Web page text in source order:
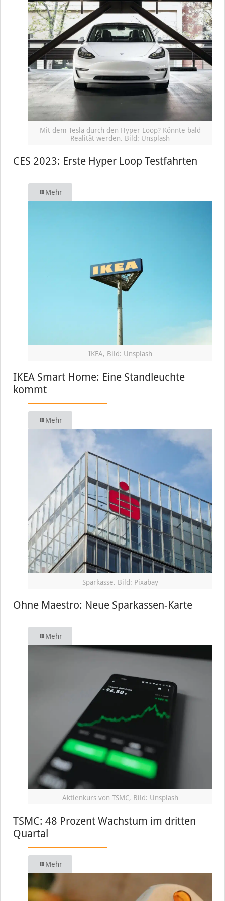
Mit dem Tesla durch den Hyper Loop? Könnte bald
Realität werden. Bild: Unsplash
CES 2023: Erste Hyper Loop Testfahrten
Mehr
IKEA, Bild: Unsplash
IKEA Smart Home: Eine Standleuchte
kommt
Mehr
Sparkasse, Bild: Pixabay
Ohne Maestro: Neue Sparkassen-Karte
Mehr
Aktienkurs von TSMC, Bild: Unsplash
TSMC: 48 Prozent Wachstum im dritten
Quartal
Mehr